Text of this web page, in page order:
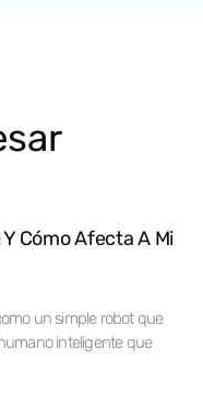
Cómo Afecta A Mi
un simple robot que
inteligente que